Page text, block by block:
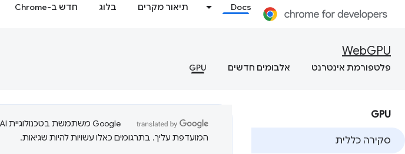
Docs תיאור מקרים בלוג חדש ב-Chrome
WebGPU
פלטפורמת אינטרנט אלבומים חדשים GPU
GPU
סקירה כללית
המועדפת עליך. בתרגומים כאלו עשויות להיות שגיאות.